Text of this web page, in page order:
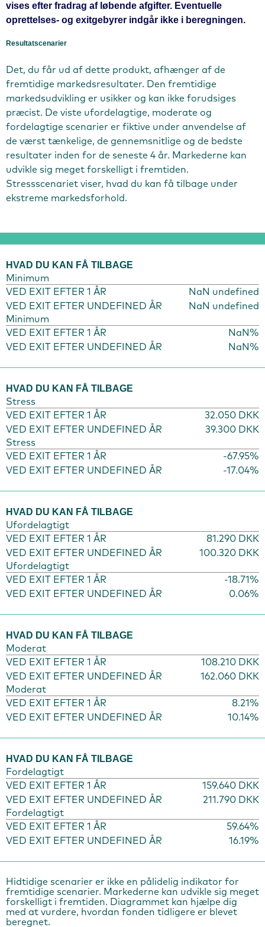
vises efter fradrag af løbende afgifter. Eventuelle
oprettelses- og exitgebyrer indgår ikke i beregningen.
Resultatscenarier
Det, du får ud af dette produkt, afhænger af de
fremtidige markedsresultater. Den fremtidige
markedsudvikling er usikker og kan ikke forudsiges
præcist. De viste ufordelagtige, moderate og
fordelagtige scenarier er fiktive under anvendelse af
de værst tænkelige, de gennemsnitlige og de bedste
resultater inden for de seneste 4 år. Markederne kan
udvikle sig meget forskelligt i fremtiden.
Stressscenariet viser, hvad du kan få tilbage under
ekstreme markedsforhold.
HVAD DU KAN FÅ TILBAGE
Minimum
VED EXIT EFTER 1 ÅR
NaN undefined
VED EXIT EFTER UNDEFINED ÅR
NaN undefined
Minimum
VED EXIT EFTER 1 ÅR
NaN%
VED EXIT EFTER UNDEFINED ÅR
NaN%
HVAD DU KAN FÅ TILBAGE
Stress
VED EXIT EFTER 1 ÅR
32.050 DKK
VED EXIT EFTER UNDEFINED ÅR
39.300 DKK
Stress
VED EXIT EFTER 1 ÅR
-67.95%
VED EXIT EFTER UNDEFINED ÅR
-17.04%
HVAD DU KAN FÅ TILBAGE
Ufordelagtigt
VED EXIT EFTER 1 ÅR
81.290 DKK
VED EXIT EFTER UNDEFINED ÅR
100.320 DKK
Ufordelagtigt
VED EXIT EFTER 1 ÅR
-18.71%
VED EXIT EFTER UNDEFINED ÅR
0.06%
HVAD DU KAN FÅ TILBAGE
Moderat
VED EXIT EFTER 1 ÅR
108.210 DKK
VED EXIT EFTER UNDEFINED ÅR
162.060 DKK
Moderat
VED EXIT EFTER 1 ÅR
8.21%
VED EXIT EFTER UNDEFINED ÅR
10.14%
HVAD DU KAN FÅ TILBAGE
Fordelagtigt
VED EXIT EFTER 1 ÅR
159.640 DKK
VED EXIT EFTER UNDEFINED ÅR
211.790 DKK
Fordelagtigt
VED EXIT EFTER 1 ÅR
59.64%
VED EXIT EFTER UNDEFINED ÅR
16.19%
Hidtidige scenarier er ikke en pålidelig indikator for
fremtidige scenarier. Markederne kan udvikle sig meget
forskelligt i fremtiden. Diagrammet kan hjælpe dig
med at vurdere, hvordan fonden tidligere er blevet
beregnet.